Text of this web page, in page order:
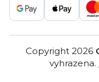
Copyright 2026
vyhrazena.